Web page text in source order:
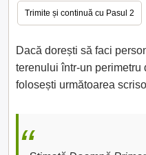
Dacă dorești să faci
terenului într-un perimetru
folosești următoarea